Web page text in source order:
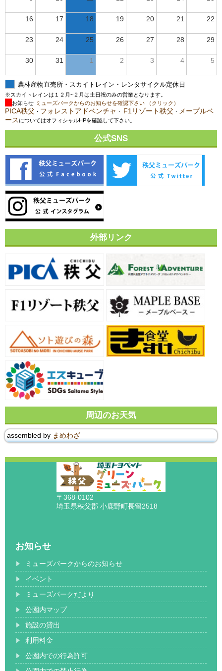
16 17 18 19 20 21 22
23 24 25 26 27 28 29
30 31 1 2 3 4 5
農林産物直売所・スカイトレイン・レンタサイクル定休日
※スカイトレインは１２月~２月は土日祝のみの営業となります。
お知らせ ミューズパークからのお知らせを確認下さい （クリック）
PICA秩父 ・ フォレストアドベンチャ ・ F1リゾート秩父 ・ メープルベ
ース についてはオフィシャルHPを確認して下さい。
公式SNS
外部リンク
周辺のお天気
assembled by まめわざ
〒368-0102
埼玉県秩父郡 小鹿野町長留2518
お知らせ
ミューズパークからのお知らせ
イベント
ミューズパークだより
公園内マップ
施設の貸出
利用料金
公園内での行為許可